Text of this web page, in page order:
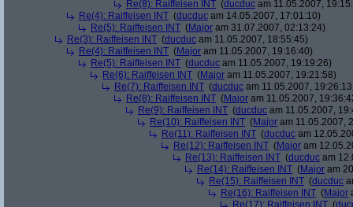
Re(8): Raiffeisen INT (ducduc am 11.05.2007,
Re(4): Raiffeisen INT (ducduc am 14.05.2007, 17:01:10)
Re(5): Raiffeisen INT (Major am 31.07.2007, 02:13:24)
Re(3): Raiffeisen INT (ducduc am 11.05.2007, 18:55:45)
Re(4): Raiffeisen INT (Major am 11.05.2007, 19:16:40)
Re(5): Raiffeisen INT (ducduc am 11.05.2007, 19:19:26)
Re(6): Raiffeisen INT (Major am 11.05.2007, 19:21:58)
Re(7): Raiffeisen INT (ducduc am 11.05.2007,
Re(8): Raiffeisen INT (Major am 11.05.2007,
Re(9): Raiffeisen INT (ducduc am 11.05.2007,
Re(10): Raiffeisen INT (Major am 11.05.2007,
Re(11): Raiffeisen INT (ducduc am
Re(12): Raiffeisen INT (Major am
Re(13): Raiffeisen INT (ducduc am
Re(14): Raiffeisen INT (Major am
Re(15): Raiffeisen INT (ducduc
Re(16): Raiffeisen INT (Major
Re(17): Raiffeisen INT (